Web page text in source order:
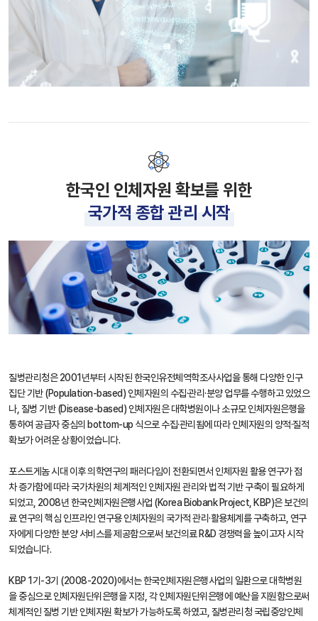
한국인 인체자원 확보를 위한
국가적 종합 관리 시작
질병관리청은 2001년부터 시작된 한국인유전체역학조사사업을 통해 다양한 인구
집단 기반 (Population-based) 인체자원의 수집·관리·분양 업무를 수행하고 있었으
나, 질병 기반 (Disease-based) 인체자원은 대학병원이나 소규모 인체자원은행을
통하여 공급자 중심의 bottom-up 식으로 수집·관리됨에 따라 인체자원의 양적·질적
확보가 어려운 상황이었습니다.
포스트게놈 시대 이후 의학연구의 패러다임이 전환되면서 인체자원 활용 연구가 점
차 증가함에 따라 국가차원의 체계적인 인체자원 관리와 법적 기반 구축이 필요하게
되었고, 2008년 한국인체자원은행사업 (Korea Biobank Project, KBP)은 보건의
료 연구의 핵심 인프라인 연구용 인체자원의 국가적 관리·활용체계를 구축하고, 연구
자에게 다양한 분양 서비스를 제공함으로써 보건의료 R&D 경쟁력을 높이고자 시작
되었습니다.
KBP 1기-3기 (2008-2020)에서는 한국인체자원은행사업의 일환으로 대학병원
을 중심으로 인체자원단위은행을 지정, 각 인체자원단위은행에 예산을 지원함으로써
체계적인 질병 기반 인체자원 확보가 가능하도록 하였고, 질병관리청 국립중앙인체